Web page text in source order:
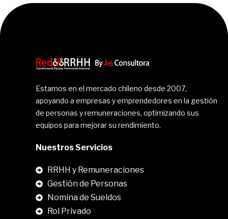
Estamos en el mercado chileno desde 2007,
apoyando a empresas y emprendedores en la gestión
de personas y remuneraciones, optimizando sus
equipos para mejorar su rendimiento.
Nuestros Servicios
RRHH y Remuneraciones
Gestión de Personas
Nomina de Sueldos
Rol Privado